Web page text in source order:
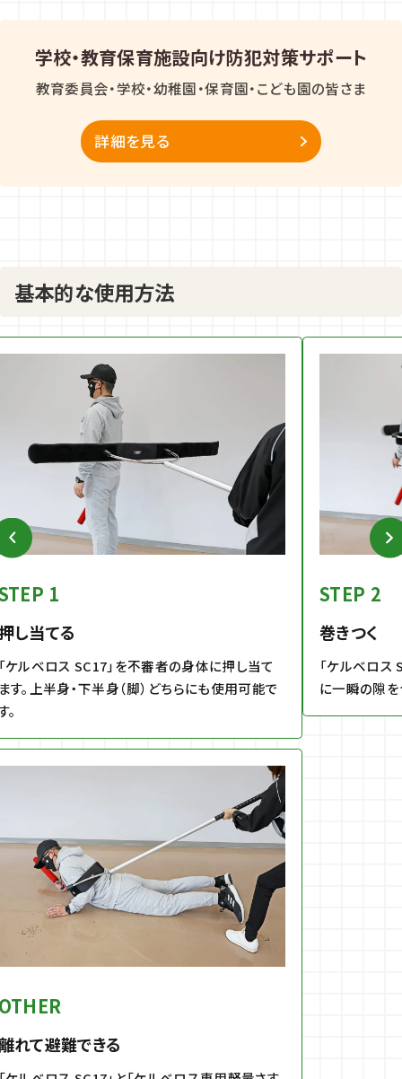
学校・教育保育施設向け防犯対策サポート
教育委員会・学校・幼稚園・保育園・こども園の皆さま
詳細を見る
基本的な使用方法
1
し当てる
ケルベロス SC17」を不審者の身体に押し当て
す。上半身・下半身（脚）どちらにも使用可能で
。
STEP 2
巻きつく
「ケルベロス
に一瞬の隙を
れて避難できる